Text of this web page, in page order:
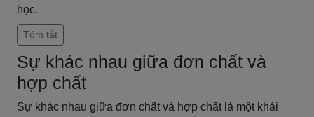
học.
Tóm tắt
Sự khác nhau giữa đơn chất và
hợp chất
Sự khác nhau giữa đơn chất và hợp chất là một khái